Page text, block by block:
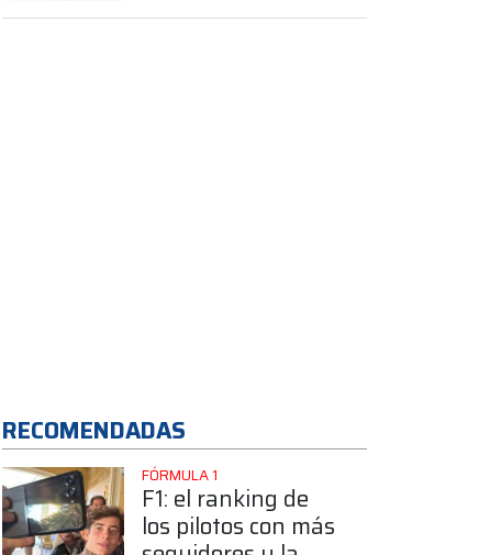
mil dólares
RECOMENDADAS
FÓRMULA 1
F1: el ranking de
los pilotos con más